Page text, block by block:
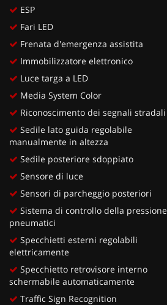
ESP
Fari LED
Frenata d'emergenza assistita
Immobilizzatore elettronico
Luce targa a LED
Media System Color
Riconoscimento dei segnali stradali
Sedile lato guida regolabile
manualmente in altezza
Sedile posteriore sdoppiato
Sensore di luce
Sensori di parcheggio posteriori
Sistema di controllo della pressione
pneumatici
Specchietti esterni regolabili
elettricamente
Specchietto retrovisore interno
schermabile automaticamente
Traffic Sign Recognition